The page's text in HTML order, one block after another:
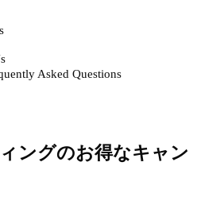
Asked Questions
ングのお得なキャン